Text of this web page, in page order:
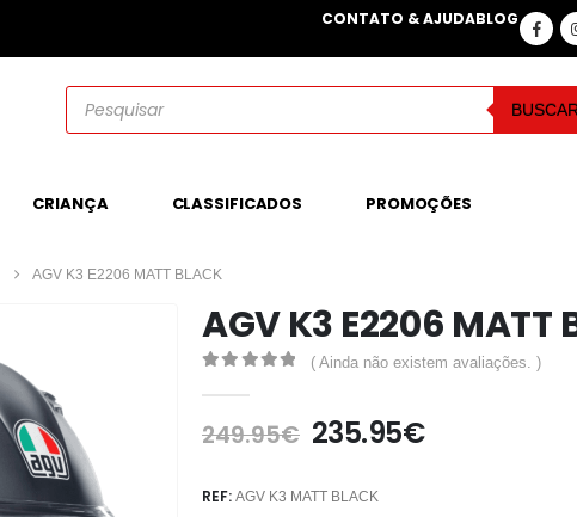
CONTATO & AJUDABLOG
BUSCAR
CRIANÇA CLASSIFICADOS PROMOÇÕES
AGV K3 E2206 MATT BLACK
AGV K3 E2206 MATT
( Ainda não existem avaliações. )
249.95€ 235.95€
REF: AGV K3 MATT BLACK